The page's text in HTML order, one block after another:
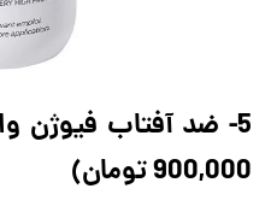
5- ضد آفتاب فیوژن
900,000 تومان)